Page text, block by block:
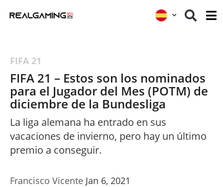
FIFA 21
FIFA 21 – Estos son los nominados
para el Jugador del Mes (POTM) de
diciembre de la Bundesliga
La liga alemana ha entrado en sus
vacaciones de invierno, pero hay un último
premio a conseguir.
Francisco Vicente Jan 6, 2021